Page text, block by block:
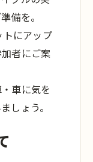
備を。
トにアップ
者にご案
車に気を
しょう。